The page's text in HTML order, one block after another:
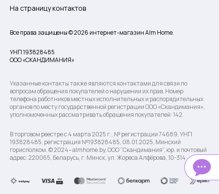
На страницу контактов
Все права защищены © 2026 интернет-магазин Alm Home.
УНП 193828485
ООО «СКАНДИМАНИЯ»
Указанные контакты также являются контактами для связи по
вопросам обращения покупателей о нарушении их прав. Номер
телефона работников местных исполнительных и распорядительных
органов по месту государственной регистрации ООО «Скандимания»,
уполномоченных рассматривать обращения покупателей: 142.
В торговом реестре с 4 марта 2025 г., № регистрации 74689, УНП
193828485, регистрация №193828485, 08.01.2025, Минский
горисполком. © 2024– almhome.by, ООО “Скандимания”, юр. и почтовый
адрес: 220065, Беларусь, г. Минск, ул. Жореса Алфёрова, 10-314